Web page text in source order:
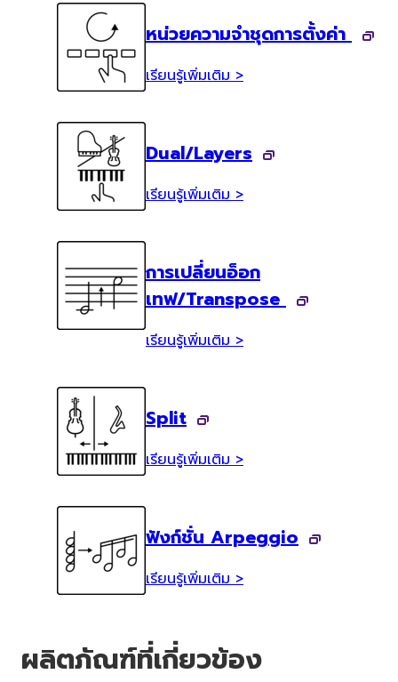
หน่วยความจำชุดการตั้งค่า
เรียนรู้เพิ่มเติม >
Dual/Layers
เรียนรู้เพิ่มเติม >
การเปลี่ยนอ็อก
เทฟ/Transpose
เรียนรู้เพิ่มเติม >
Split
เรียนรู้เพิ่มเติม >
ฟังก์ชั่น Arpeggio
เรียนรู้เพิ่มเติม >
ผลิตภัณฑ์ที่เกี่ยวข้อง